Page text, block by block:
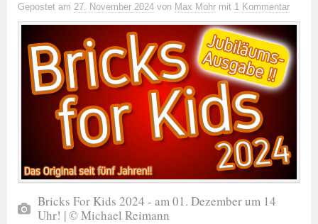
Gepostet am 27. November 2024 von Max Mohr mit 1 Kommentar
Bricks For Kids 2024 - am 01. Dezember um 14
Uhr! | © Michael Reimann